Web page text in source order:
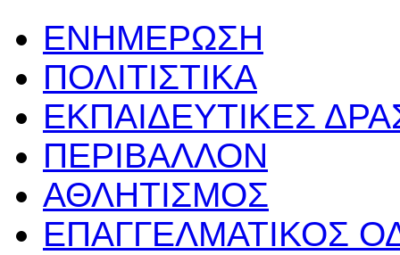
ΕΝΗΜΕΡΩΣΗ
ΠΟΛΙΤΙΣΤΙΚΑ
ΕΚΠΑΙΔΕΥΤΙΚΕΣ
ΠΕΡΙΒΑΛΛΟΝ
ΑΘΛΗΤΙΣΜΟΣ
ΕΠΑΓΓΕΛΜΑΤΙΚΟΣ